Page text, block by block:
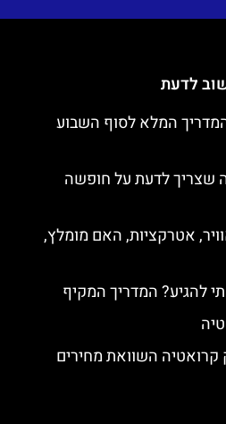
לדעת
המדריך המלא לסוף השבוע
שצריך לדעת על חופשה
אטרקציות, האם מומלץ,
להגיע? המדריך המקיף
קרואטיה השוואת מחירים